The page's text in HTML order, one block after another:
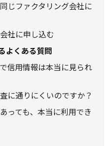
じファクタリング会社に
社に申し込む
よくある質問
信用情報は本当に見られ
に通りにくいのですか？
っても、本当に利用でき